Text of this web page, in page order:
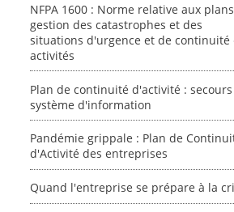
NFPA 1600 : Norme relative aux
gestion des catastrophes et des
situations d'urgence et de continuité
activités
Plan de continuité d'activité :
système d'information
Pandémie grippale : Plan de
d'Activité des entreprises
Quand l'entreprise se prépare à la